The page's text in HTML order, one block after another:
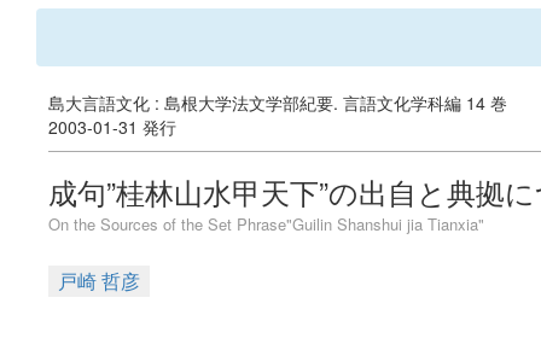
島大言語文化 : 島根大学法文学部紀要. 言語文化学科編 14 巻
2003-01-31 発行
成句”桂林山水甲天下”の出自と典拠
On the Sources of the Set Phrase"Guilin Shanshui jia Tianxia"
戸崎 哲彦